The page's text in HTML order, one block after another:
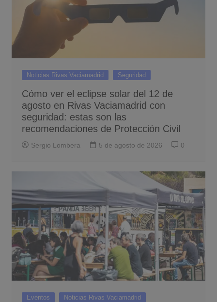
Noticias Rivas Vaciamadrid Seguridad
Cómo ver el eclipse solar del 12 de
agosto en Rivas Vaciamadrid con
seguridad: estas son las
recomendaciones de Protección Civil
Sergio Lombera 5 de agosto de 2026 0
Eventos Noticias Rivas Vaciamadrid